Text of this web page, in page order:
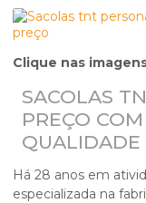
Clique nas
SACOLAS
PREÇO
QUALIDADE
Há 28 anos em
especializada na